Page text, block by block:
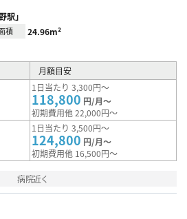
駅」
積 24.96m²
月額目安
1日当たり 3,300円～
118,800 円/月～
初期費用他 22,000円～
1日当たり 3,500円～
124,800 円/月～
初期費用他 16,500円～
病院近く